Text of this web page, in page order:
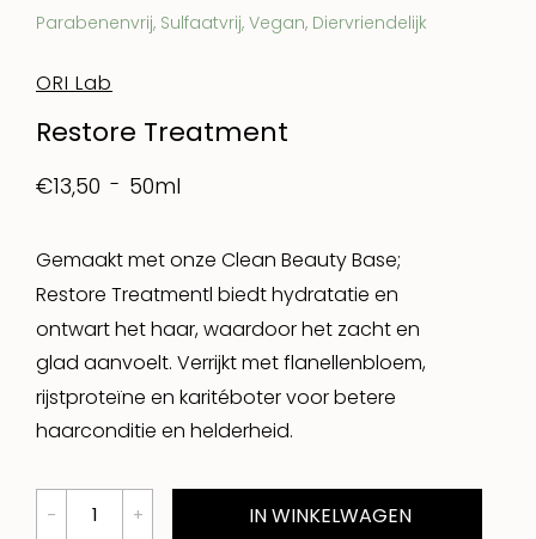
Parabenenvrij, Sulfaatvrij, Vegan, Diervriendelijk
ORI Lab
Restore Treatment
€13,50 50ml
Gemaakt met onze Clean Beauty Base;
Restore Treatmentl biedt hydratatie en
ontwart het haar, waardoor het zacht en
glad aanvoelt. Verrijkt met flanellenbloem,
rijstproteïne en karitéboter voor betere
haarconditie en helderheid.
IN WINKELWAGEN